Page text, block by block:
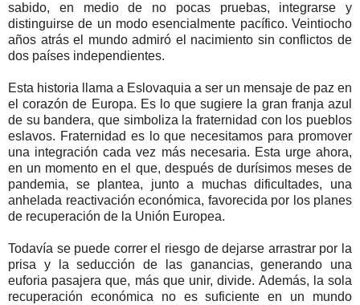
sabido, en medio de no pocas pruebas, integrarse y
distinguirse de un modo esencialmente pacífico. Veintiocho
años atrás el mundo admiró el nacimiento sin conflictos de
dos países independientes.
Esta historia llama a Eslovaquia a ser un mensaje de paz en
el corazón de Europa. Es lo que sugiere la gran franja azul
de su bandera, que simboliza la fraternidad con los pueblos
eslavos. Fraternidad es lo que necesitamos para promover
una integración cada vez más necesaria. Esta urge ahora,
en un momento en el que, después de durísimos meses de
pandemia, se plantea, junto a muchas dificultades, una
anhelada reactivación económica, favorecida por los planes
de recuperación de la Unión Europea.
Todavía se puede correr el riesgo de dejarse arrastrar por la
prisa y la seducción de las ganancias, generando una
euforia pasajera que, más que unir, divide. Además, la sola
recuperación económica no es suficiente en un mundo